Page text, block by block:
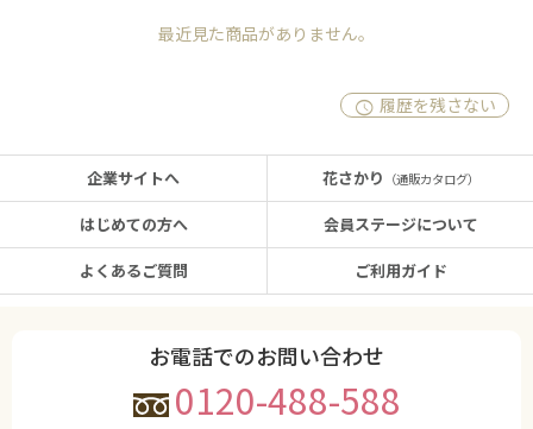
最近見た商品がありません。
履歴を残さない
企業サイトへ
はじめての方へ
よくあるご質問
花さかり （通販カタログ）
会員ステージについて
ご利用ガイド
お電話でのお問い合わせ
0120-488-588